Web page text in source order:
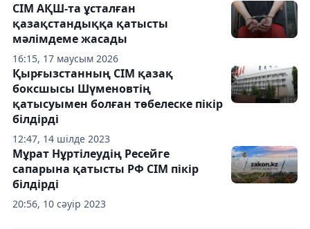
16:15, 17 маусым 2026
СІМ АҚШ-та ұсталған
қазақстандыққа қатысты
мәлімдеме жасады
12:47, 14 шілде 2023
Қырғызстанның СІМ қазақ
боксшысы Шүменовтің
қатысуымен болған төбелеске пікір
білдірді
20:56, 10 сәуір 2023
Мұрат Нұртілеудің Ресейге
сапарына қатысты РФ СІМ пікір
білдірді